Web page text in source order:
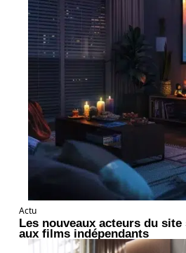
Actu
Les nouveaux acteurs du
aux films indépendants